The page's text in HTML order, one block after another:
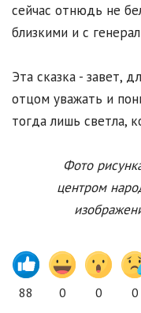
сейчас отнюдь не
близкими и с
Эта сказка - завет,
отцом уважать и
тогда лишь светла,
Фото
центром
88 0 0 0